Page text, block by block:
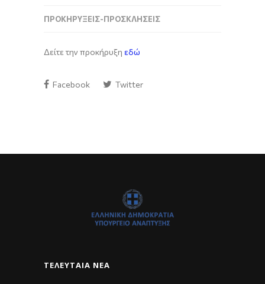
ΠΡΟΚΗΡΎΞΕΙΣ-ΠΡΟΣΚΛΉΣΕΙΣ
Δείτε την προκήρυξη εδώ
Facebook Twitter
ΤΕΛΕΥΤΑΊΑ ΝΈΑ